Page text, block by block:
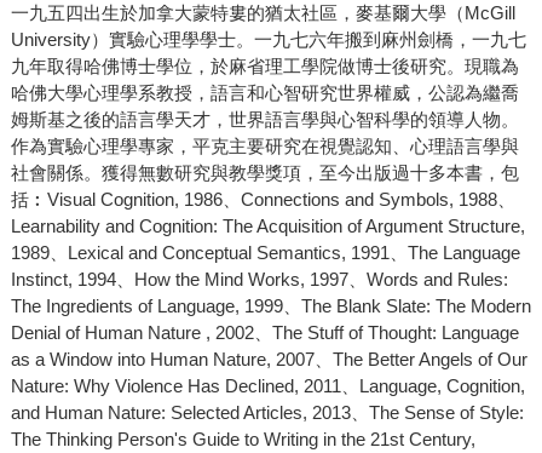
一九五四出生於加拿大蒙特婁的猶太社區，麥基爾大學（McGill
University）實驗心理學學士。一九七六年搬到麻州劍橋，一九七
九年取得哈佛博士學位，於麻省理工學院做博士後研究。現職為
哈佛大學心理學系教授，語言和心智研究世界權威，公認為繼喬
姆斯基之後的語言學天才，世界語言學與心智科學的領導人物。
作為實驗心理學專家，平克主要研究在視覺認知、心理語言學與
社會關係。獲得無數研究與教學獎項，至今出版過十多本書，包
括︰Visual Cognition, 1986、Connections and Symbols, 1988、
Learnability and Cognition: The Acquisition of Argument Structure,
1989、Lexical and Conceptual Semantics, 1991、The Language
Instinct, 1994、How the Mind Works, 1997、Words and Rules:
The Ingredients of Language, 1999、The Blank Slate: The Modern
Denial of Human Nature , 2002、The Stuff of Thought: Language
as a Window into Human Nature, 2007、The Better Angels of Our
Nature: Why Violence Has Declined, 2011、Language, Cognition,
and Human Nature: Selected Articles, 2013、The Sense of Style:
The Thinking Person's Guide to Writing in the 21st Century,